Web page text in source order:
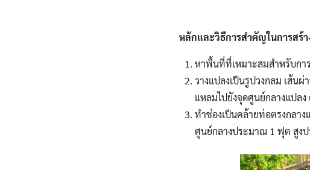
หลักและวิธีการสำคัญในการสร้
หาพื้นที่ที่เหมาะสมสำหรับกา
วางแปลงเป็นรูปวงกลม เส้น
แหลมไปยังจุดศูนย์กลางแปล
ทำช่องเป็นคล้ายท่อตรงกลา
ศูนย์กลางประมาณ 1 ฟุต สูง